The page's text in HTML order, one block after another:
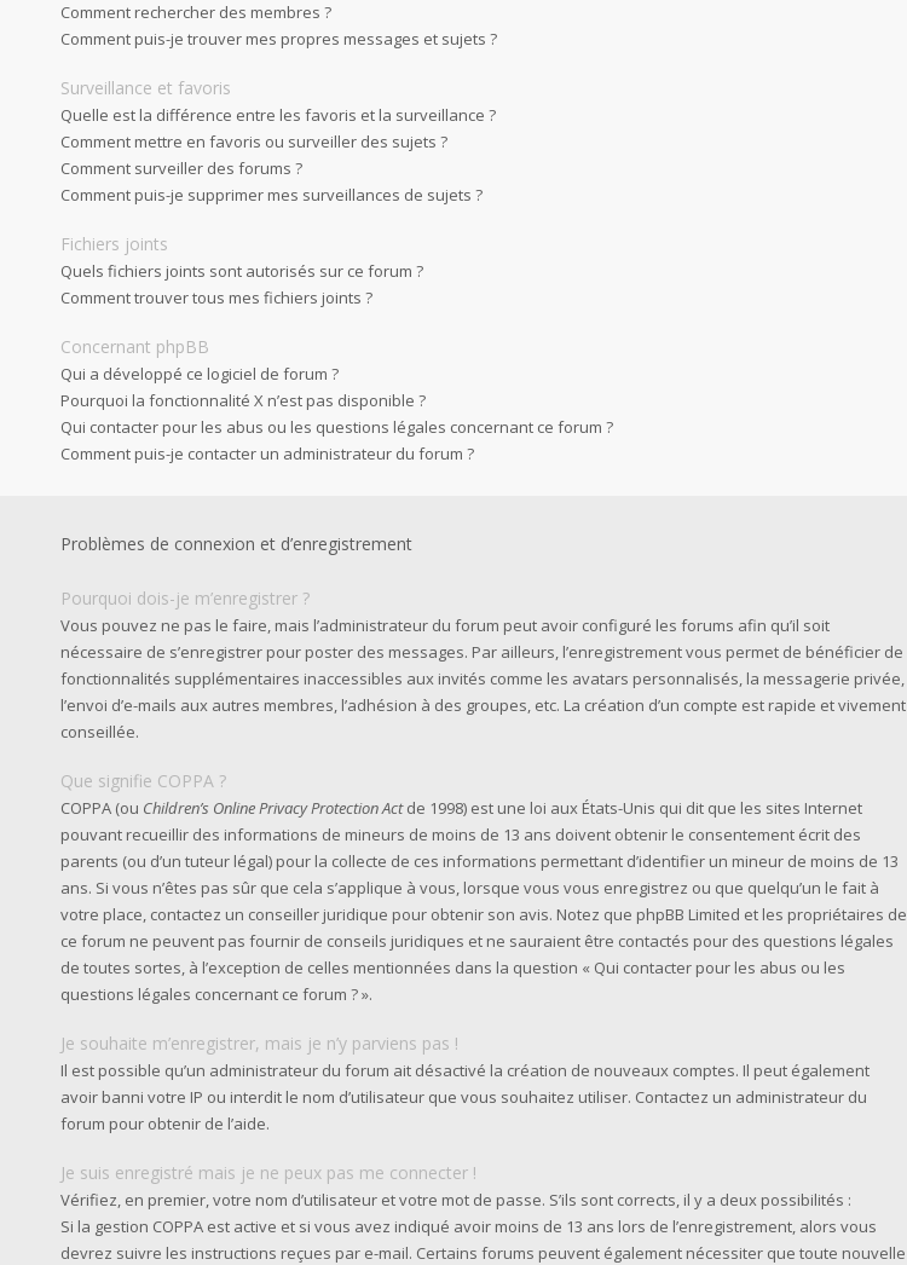
Comment rechercher des membres ?
Comment puis-je trouver mes propres messages et sujets ?
Surveillance et favoris
Quelle est la différence entre les favoris et la surveillance ?
Comment mettre en favoris ou surveiller des sujets ?
Comment surveiller des forums ?
Comment puis-je supprimer mes surveillances de sujets ?
Fichiers joints
Quels fichiers joints sont autorisés sur ce forum ?
Comment trouver tous mes fichiers joints ?
Concernant phpBB
Qui a développé ce logiciel de forum ?
Pourquoi la fonctionnalité X n’est pas disponible ?
Qui contacter pour les abus ou les questions légales concernant ce forum ?
Comment puis-je contacter un administrateur du forum ?
Problèmes de connexion et d’enregistrement
Pourquoi dois-je m’enregistrer ?
Vous pouvez ne pas le faire, mais l’administrateur du forum peut avoir configuré les forums afin qu’il soit
nécessaire de s’enregistrer pour poster des messages. Par ailleurs, l’enregistrement vous permet de bénéficier de
fonctionnalités supplémentaires inaccessibles aux invités comme les avatars personnalisés, la messagerie privée,
l’envoi d’e-mails aux autres membres, l’adhésion à des groupes, etc. La création d’un compte est rapide et vivement
conseillée.
Que signifie COPPA ?
COPPA (ou Children’s Online Privacy Protection Actde 1998) est une loi aux États-Unis qui dit que les sites Internet
pouvant recueillir des informations de mineurs de moins de 13 ans doivent obtenir le consentement écrit des
parents (ou d’un tuteur légal) pour la collecte de ces informations permettant d’identifier un mineur de moins de 13
ans. Si vous n’êtes pas sûr que cela s’applique à vous, lorsque vous vous enregistrez ou que quelqu’un le fait à
votre place, contactez un conseiller juridique pour obtenir son avis. Notez que phpBB Limited et les propriétaires de
ce forum ne peuvent pas fournir de conseils juridiques et ne sauraient être contactés pour des questions légales
de toutes sortes, à l’exception de celles mentionnées dans la question « Qui contacter pour les abus ou les
questions légales concernant ce forum ? ».
Je souhaite m’enregistrer, mais je n’y parviens pas !
Il est possible qu’un administrateur du forum ait désactivé la création de nouveaux comptes. Il peut également
avoir banni votre IP ou interdit le nom d’utilisateur que vous souhaitez utiliser. Contactez un administrateur du
forum pour obtenir de l’aide.
Je suis enregistré mais je ne peux pas me connecter !
Vérifiez, en premier, votre nom d’utilisateur et votre mot de passe. S’ils sont corrects, il y a deux possibilités :
Si la gestion COPPA est active et si vous avez indiqué avoir moins de 13 ans lors de l’enregistrement, alors vous
devrez suivre les instructions reçues par e-mail. Certains forums peuvent également nécessiter que toute nouvelle